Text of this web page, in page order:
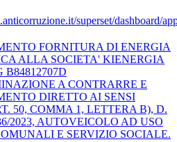
superset/dashboard/
FORNITURA DI ENERGIA
ALLA SOCIETA' KIENERGIA
B84812707D
A CONTRARRE E
DIRETTO AI SENSI
50, COMMA 1, LETTERA B), D.
2023, AUTOVEICOLO AD USO
E SERVIZIO SOCIALE.